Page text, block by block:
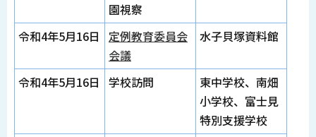
園視察
令和4年5月16日
定例教育委員会
会議
水子貝塚資料館
令和4年5月16日 学校訪問
東中学校、南畑
小学校、富士見
特別支援学校